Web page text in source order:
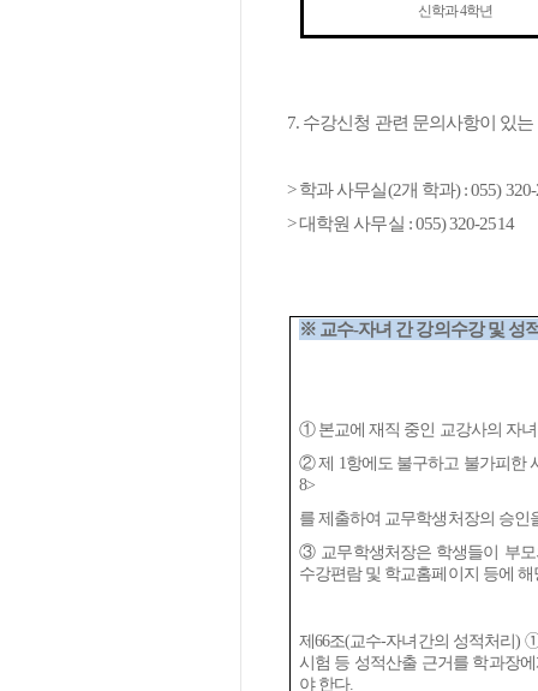
신학과4학년
7. 수강신청 관련 문의사항이 있는
>학과 사무실(2개 학과) : 055)
>대학원 사무실 : 055) 320-2514
※ 교수-자녀 간 강의수강 및 성
① 본교에 재직 중인 교강사의 자
②제 1 항에도 불구하고 불가피한
8>
를 제출하여 교무학생처장의 승인
③ 교무학생처장은 학생들이 부
수강편람 및 학교홈페이지 등에
제 66조(교수-자녀간의 성적처리)
시험 등 성적산출 근거를 학과장
야 한다.